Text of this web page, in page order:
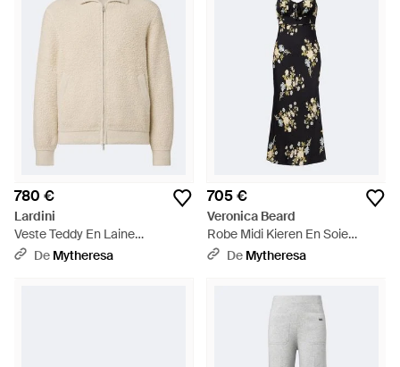
780 €
Lardini
Veste Teddy En Laine
Melangee - Neutre
De Mytheresa
705 €
Veronica Beard
Robe Midi Kieren En Soie
Melangee - Noir
De Mytheresa